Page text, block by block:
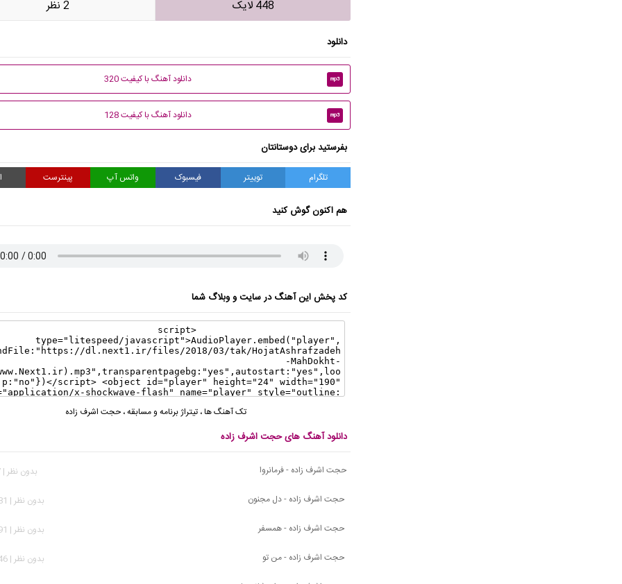
448 لایک 2 نظر
دانلود
mp3 دانلود آهنگ با کیفیت 320
mp3 دانلود آهنگ با کیفیت 128
بفرستید برای دوستانتان
تلگرام توییتر فیسبوک واتس آپ پینترست
هم اکنون گوش کنید
کد پخش این آهنگ در سایت و وبلاگ شما
تک آهنگ ها،تیتراژ برنامه و مسابقه،حجت اشرف زاده
دانلود آهنگ های حجت اشرف زاده
حجت اشرف زاده - فرمانروا
بدون نظر | 647 بازدید
حجت اشرف زاده - دل مجنون
بدون نظر | 2,181 بازدید
حجت اشرف زاده - همسفر
بدون نظر | 2,991 بازدید
حجت اشرف زاده - من تو
بدون نظر | 3,046 بازدید